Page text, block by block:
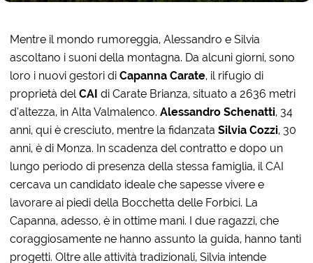
Mentre il mondo rumoreggia, Alessandro e Silvia
ascoltano i suoni della montagna. Da alcuni giorni, sono
loro i nuovi gestori diCapanna Carate, il rifugio di
proprietà delCAIdi Carate Brianza, situato a 2636 metri
d’altezza, in Alta Valmalenco.Alessandro Schenatti, 34
anni, qui è cresciuto, mentre la fidanzataSilvia Cozzi, 30
anni, è di Monza. In scadenza del contratto e dopo un
lungo periodo di presenza della stessa famiglia, il CAI
cercava un candidato ideale che sapesse vivere e
lavorare ai piedi della Bocchetta delle Forbici. La
Capanna, adesso, è in ottime mani. I due ragazzi, che
coraggiosamente ne hanno assunto la guida, hanno tanti
progetti. Oltre alle attività tradizionali, Silvia intende